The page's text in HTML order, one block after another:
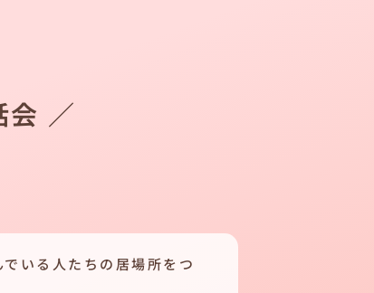
会 ／
いる人たちの居場所をつ